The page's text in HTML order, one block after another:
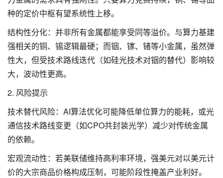
种的定价中枢有望系统性上移。
结构性分化：并非所有金属都能享受同等溢价。与算力基建
强相关的铜、锡逻辑最硬；而铟、镓、锗等小金属，虽然弹
性大，但受技术路线迭代（如硅光技术对铟的替代）影响较
大，波动性更高。
2. 风险提示
技术替代风险：AI算法优化可能降低单位算力的能耗，或光
通信技术路线变更（如CPO共封装光学）减少对传统金属
的依赖。
宏观流动性：若美联储维持高利率环境，强美元对以美元计
价的大宗商品价格构成压制，可能阶段性掩盖产业利好。